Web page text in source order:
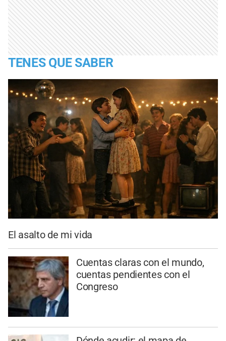
TENES QUE SABER
El asalto de mi vida
Cuentas claras con el mundo,
cuentas pendientes con el
Congreso